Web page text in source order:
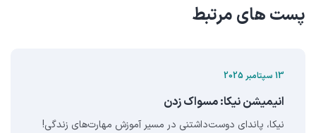
پست های مرتبط
13 سپتامبر 2025
انيميشن نيکا: مسواک زدن
نیکا، پاندای دوست‌داشتنی در مسیر آموزش مهارت‌های زندگی!